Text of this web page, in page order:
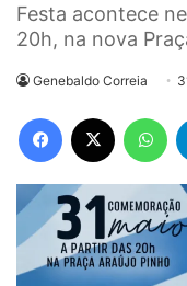
Festa acontece
20h, na nova
Genebaldo Correia
Facebook